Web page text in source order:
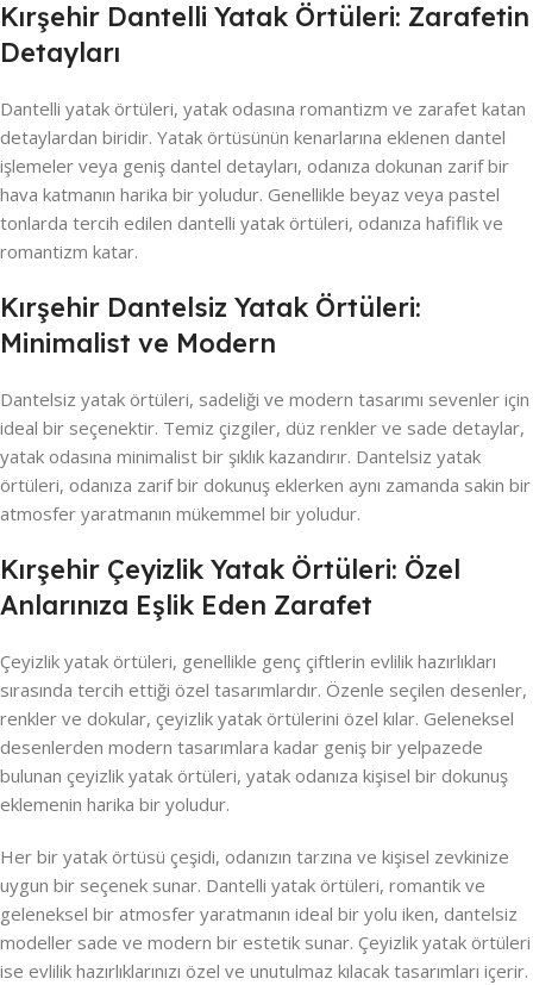
Kırşehir Dantelli Yatak Örtüleri: Zarafetin
Detayları
Dantelli yatak örtüleri, yatak odasına romantizm ve zarafet katan
detaylardan biridir. Yatak örtüsünün kenarlarına eklenen dantel
işlemeler veya geniş dantel detayları, odanıza dokunan zarif bir
hava katmanın harika bir yoludur. Genellikle beyaz veya pastel
tonlarda tercih edilen dantelli yatak örtüleri, odanıza hafiflik ve
romantizm katar.
Kırşehir Dantelsiz Yatak Örtüleri:
Minimalist ve Modern
Dantelsiz yatak örtüleri, sadeliği ve modern tasarımı sevenler için
ideal bir seçenektir. Temiz çizgiler, düz renkler ve sade detaylar,
yatak odasına minimalist bir şıklık kazandırır. Dantelsiz yatak
örtüleri, odanıza zarif bir dokunuş eklerken aynı zamanda sakin bir
atmosfer yaratmanın mükemmel bir yoludur.
Kırşehir Çeyizlik Yatak Örtüleri: Özel
Anlarınıza Eşlik Eden Zarafet
Çeyizlik yatak örtüleri, genellikle genç çiftlerin evlilik hazırlıkları
sırasında tercih ettiği özel tasarımlardır. Özenle seçilen desenler,
renkler ve dokular, çeyizlik yatak örtülerini özel kılar. Geleneksel
desenlerden modern tasarımlara kadar geniş bir yelpazede
bulunan çeyizlik yatak örtüleri, yatak odanıza kişisel bir dokunuş
eklemenin harika bir yoludur.
Her bir yatak örtüsü çeşidi, odanızın tarzına ve kişisel zevkinize
uygun bir seçenek sunar. Dantelli yatak örtüleri, romantik ve
geleneksel bir atmosfer yaratmanın ideal bir yolu iken, dantelsiz
modeller sade ve modern bir estetik sunar. Çeyizlik yatak örtüleri
ise evlilik hazırlıklarınızı özel ve unutulmaz kılacak tasarımları içerir.